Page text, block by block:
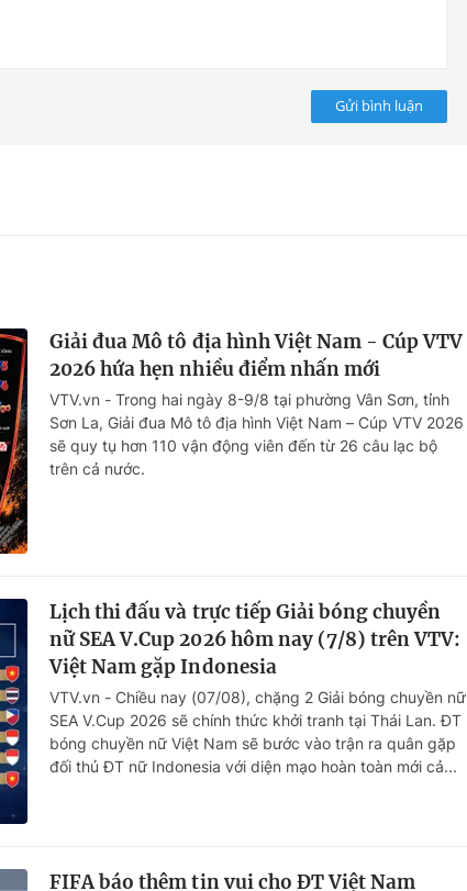
Gửi bình luận
Giải đua Mô tô địa hình Việt Nam - Cúp VTV
2026 hứa hẹn nhiều điểm nhấn mới
VTV.vn - Trong hai ngày 8-9/8 tại phường Vân Sơn, tỉnh
Sơn La, Giải đua Mô tô địa hình Việt Nam – Cúp VTV 2026
sẽ quy tụ hơn 110 vận động viên đến từ 26 câu lạc bộ
trên cả nước.
Lịch thi đấu và trực tiếp Giải bóng chuyền
nữ SEA V.Cup 2026 hôm nay (7/8) trên VTV:
Việt Nam gặp Indonesia
VTV.vn - Chiều nay (07/08), chặng 2 Giải bóng chuyền nữ
SEA V.Cup 2026 sẽ chính thức khởi tranh tại Thái Lan. ĐT
bóng chuyền nữ Việt Nam sẽ bước vào trận ra quân gặp
đối thủ ĐT nữ Indonesia với diện mạo hoàn toàn mới cả...
FIFA báo thêm tin vui cho ĐT Việt Nam